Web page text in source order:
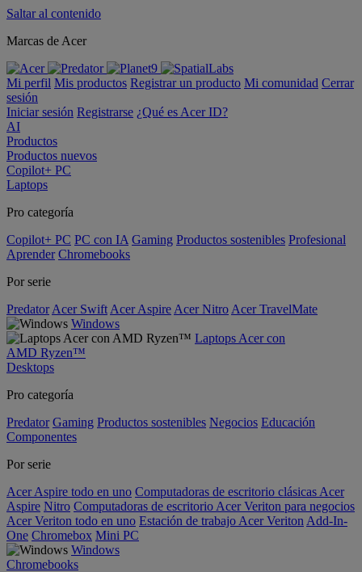
Saltar al contenido
Marcas de Acer
Mi perfil Mis productos Registrar un producto Mi comunidad Cerrar
sesión
Iniciar sesión Registrarse ¿Qué es Acer ID?
AI
Productos
Productos nuevos
Copilot+ PC
Laptops
Pro categoría
Copilot+ PC PC con IA Gaming Productos sostenibles Profesional
Aprender Chromebooks
Por serie
Predator Acer Swift Acer Aspire Acer Nitro Acer TravelMate
Windows
Laptops Acer con
AMD Ryzen™
Desktops
Pro categoría
Predator Gaming Productos sostenibles Negocios Educación
Componentes
Por serie
Acer Aspire todo en uno Computadoras de escritorio clásicas Acer
Aspire Nitro Computadoras de escritorio Acer Veriton para negocios
Acer Veriton todo en uno Estación de trabajo Acer Veriton Add-In-
One Chromebox Mini PC
Windows
Chromebooks